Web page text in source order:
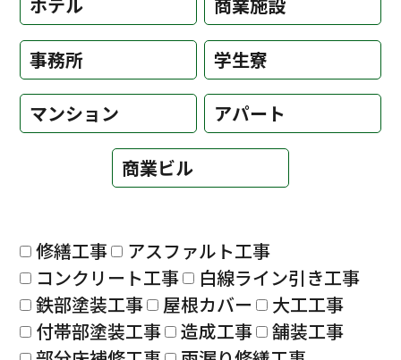
ホテル 商業施設
事務所 学生寮
マンション アパート
商業ビル
修繕工事
アスファルト工事
コンクリート工事
白線ライン引き工事
鉄部塗装工事
屋根カバー
大工工事
付帯部塗装工事
造成工事
舗装工事